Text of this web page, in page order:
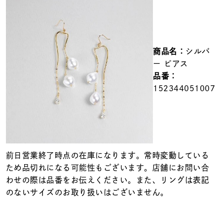
在庫ありのみ
商品名： シルバ
ー ピアス
品番：
152344051007
前日営業終了時点の在庫になります。常時変動している
ため品切れになる可能性もございます。店舗にお問い合
わせの際は品番をお伝えください。また、リングは表記
のないサイズのお取り扱いはございません。